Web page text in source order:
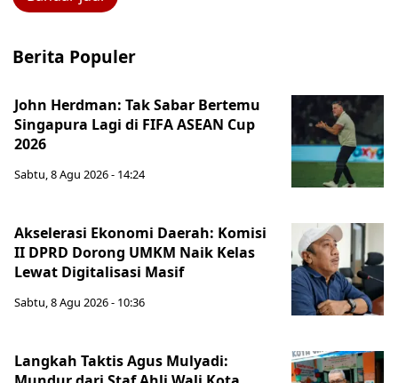
Berita Populer
John Herdman: Tak Sabar Bertemu
Singapura Lagi di FIFA ASEAN Cup
2026
Sabtu, 8 Agu 2026 - 14:24
Akselerasi Ekonomi Daerah: Komisi
II DPRD Dorong UMKM Naik Kelas
Lewat Digitalisasi Masif
Sabtu, 8 Agu 2026 - 10:36
Langkah Taktis Agus Mulyadi: